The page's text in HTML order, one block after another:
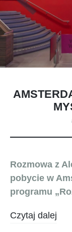
Rozmowa z
pobycie w
programu
Czytaj dalej